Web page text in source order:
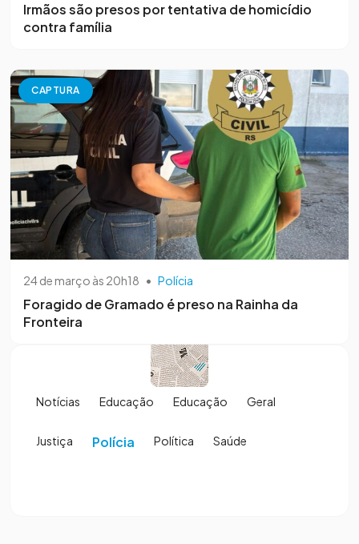
Irmãos são presos por tentativa de homicídio
contra família
CAPTURA
24 de março às 20h18 • Polícia
Foragido de Gramado é preso na Rainha da
Fronteira
Notícias Educação Educação Geral
Justiça Polícia Política Saúde